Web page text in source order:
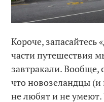
Короче,
части путешествия
завтракали. Вообще,
что новозеландцы (и
не любят и не